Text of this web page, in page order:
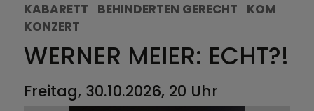
KABARETT BEHINDERTEN GERECHT
KOM
KONZERT
WERNER MEIER: ECHT?!
Freitag, 30.10.2026, 20 Uhr